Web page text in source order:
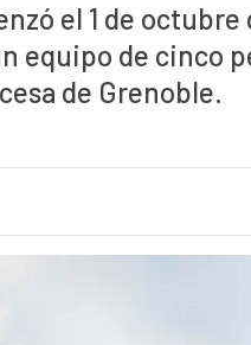
el 1 de octubre
equipo de cinco
de Grenoble.